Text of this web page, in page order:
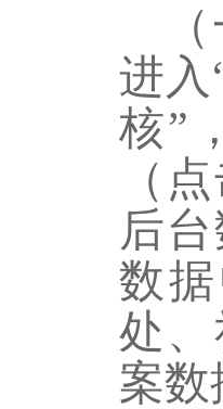
进入
核”
（
后
数
处
案数